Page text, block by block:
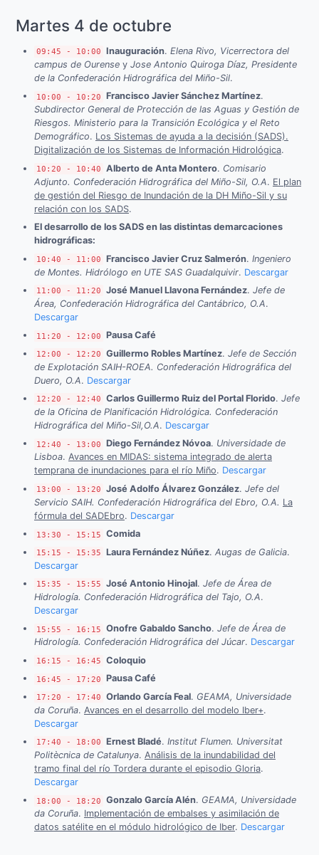
Martes 4 de octubre
09:45 - 10:00 Inauguración.Elena Rivo, Vicerrectora del
campus de Ourensey Jose Antonio Quiroga Díaz, Presidente
de la Confederación Hidrográfica del Miño-Sil.
10:00 - 10:20 Francisco Javier Sánchez Martínez.
Subdirector General de Protección de las Aguas y Gestión de
Riesgos. Ministerio para la Transición Ecológica y el Reto
Demográfico. Los Sistemas de ayuda a la decisión (SADS).
Digitalización de los Sistemas de Información Hidrológica.
10:20 - 10:40 Alberto de Anta Montero. Comisario
Adjunto. Confederación Hidrográfica del Miño-Sil, O.A. El plan
de gestión del Riesgo de Inundación de la DH Miño-Sil y su
relación con los SADS.
El desarrollo de los SADS en las distintas demarcaciones
hidrográficas:
10:40 - 11:00 Francisco Javier Cruz Salmerón.Ingeniero
de Montes. Hidrólogo en UTE SAS Guadalquivir. Descargar
11:00 - 11:20 José Manuel Llavona Fernández.Jefe de
Área, Confederación Hidrográfica del Cantábrico, O.A.
Descargar
11:20 - 12:00 Pausa Café
12:00 - 12:20 Guillermo Robles Martínez.Jefe de Sección
de Explotación SAIH-ROEA. Confederación Hidrográfica del
Duero, O.A. Descargar
12:20 - 12:40 Carlos Guillermo Ruiz del Portal Florido.Jefe
de la Oficina de Planificación Hidrológica. Confederación
Hidrográfica del Miño-Sil,O.A. Descargar
12:40 - 13:00 Diego Fernández Nóvoa. Universidade de
Lisboa. Avances en MIDAS: sistema integrado de alerta
temprana de inundaciones para el río Miño. Descargar
13:00 - 13:20 José Adolfo Álvarez González.Jefe del
Servicio SAIH. Confederación Hidrográfica del Ebro, O.A. La
fórmula del SADEbro. Descargar
13:30 - 15:15 Comida
15:15 - 15:35 Laura Fernández Núñez.Augas de Galicia.
Descargar
15:35 - 15:55 José Antonio Hinojal.Jefe de Área de
Hidrología. Confederación Hidrográfica del Tajo, O.A.
Descargar
15:55 - 16:15 Onofre Gabaldo Sancho.Jefe de Área de
Hidrología. Confederación Hidrográfica del Júcar. Descargar
16:15 - 16:45 Coloquio
16:45 - 17:20 Pausa Café
17:20 - 17:40 Orlando García Feal. GEAMA, Universidade
da Coruña. Avances en el desarrollo del modelo Iber+.
Descargar
17:40 - 18:00 Ernest Bladé.Institut Flumen. Universitat
Politècnica de Catalunya. Análisis de la inundabilidad del
tramo final del río Tordera durante el episodio Gloria.
Descargar
18:00 - 18:20 Gonzalo García Alén. GEAMA, Universidade
da Coruña. Implementación de embalses y asimilación de
datos satélite en el módulo hidrológico de Iber. Descargar